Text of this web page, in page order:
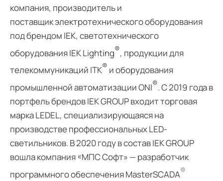
компания, производитель и
поставщикэлектротехнического оборудования
под брендом IEK, светотехнического
оборудования IEK Lighting®, продукции для
телекоммуникаций ITK® иоборудования
промышленной автоматизации ONI®. С 2019 года в
портфель брендов IEK GROUP входит торговая
маркаLEDEL, специализирующаяся на
производстве профессиональных LED-
светильников. В 2020 году в состав IEK GROUP
вошла компания «МПС Софт» — разработчик
программного обеспечения MasterSCADA®